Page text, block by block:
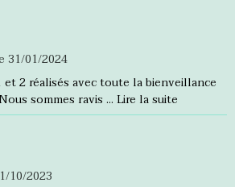
31/01/2024
et 2 réalisés avec toute la bienveillance
sommes ravis ... Lire la suite
10/2023